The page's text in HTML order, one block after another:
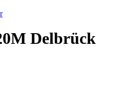
Delbrück